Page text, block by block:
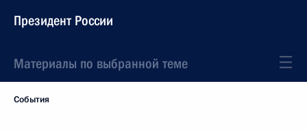
Президент России
Материалы по выбранной теме
События